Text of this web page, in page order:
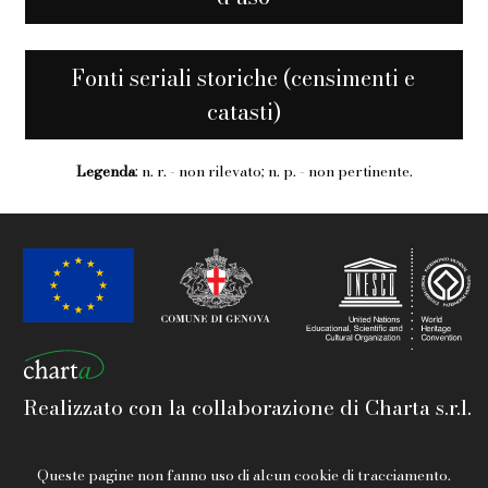
Fonti seriali storiche (censimenti e
catasti)
Legenda: n. r. - non rilevato; n. p. - non pertinente.
Realizzato con la collaborazione di Charta s.r.l.
Queste pagine non fanno uso di alcun cookie di tracciamento.